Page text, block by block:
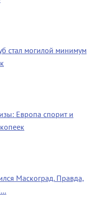
стал могилой минимум
Европа спорит и
Маскоград. Правда,